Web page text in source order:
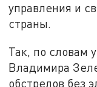
управления и
страны.
Так, по словам
Владимира
обстрелов без